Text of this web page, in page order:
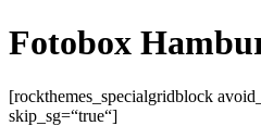
Fotobox
[rockthemes_specialgridblock
skip_sg=“true“]